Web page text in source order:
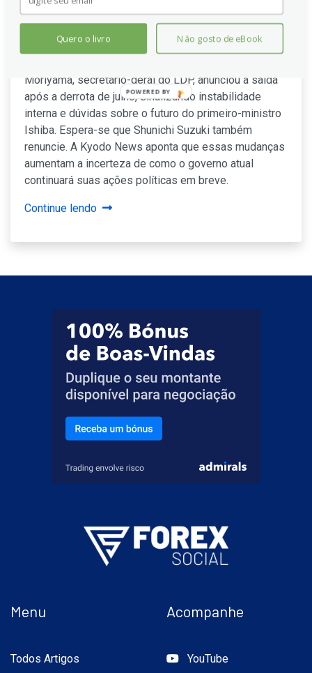
japoneses vão renunciar após
derrota do LDP na eleição da
Câmara Alta
Moriyama, secretário-geral do LDP, anunciou a saída
após a derrota de julho, sinalizando instabilidade
interna e dúvidas sobre o futuro do primeiro-ministro
Ishiba. Espera-se que Shunichi Suzuki também
renuncie. A Kyodo News aponta que essas mudanças
aumentam a incerteza de como o governo atual
continuará suas ações políticas em breve.
Continue lendo
Menu
Todos Artigos
Acompanhe
YouTube
Quero o livro Não gosto de eBook
POWERED BY